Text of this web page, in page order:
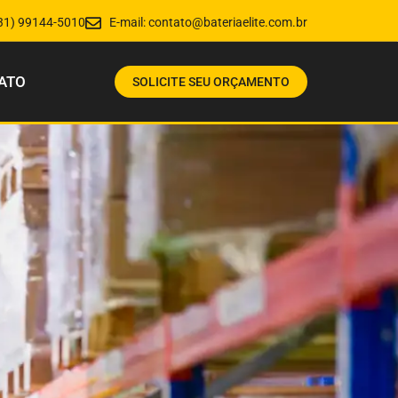
99144-5010 E-mail:contato@bateriaelite.com.br
SOLICITE SEU ORÇAMENTO